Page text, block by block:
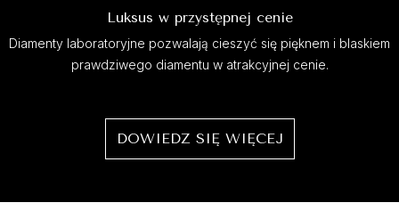
Luksus w przystępnej cenie
Diamenty laboratoryjne pozwalają cieszyć się pięknem i blaskiem
prawdziwego diamentu w atrakcyjnej cenie.
DOWIEDZ SIĘ WIĘCEJ